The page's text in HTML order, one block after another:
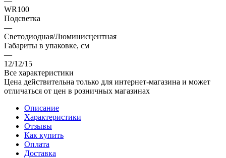
WR100
Подсветка
—
Светодиодная/Люминисцентная
Габариты в упаковке, см
—
12/12/15
Все характеристики
Цена действительна только для интернет-магазина и может
отличаться от цен в розничных магазинах
Описание
Характеристики
Отзывы
Как купить
Оплата
Доставка